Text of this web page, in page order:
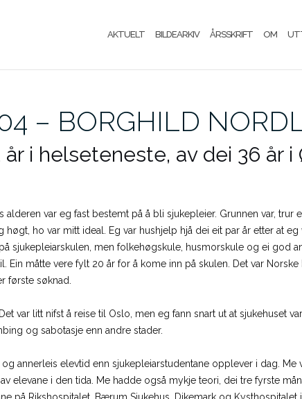
AKTUELT BILDEARKIV ÅRSSKRIFT OM
– BORGHILD
år i helseteneste, av dei 36 år
alderen var eg fast bestemt på å bli sjukepleier. Grunnen var,
høgt, ho var mitt ideal. Eg var hushjelp hjå dei eit par år etter at
sjukepleiarskulen, men folkehøgskule, husmorskule og ei god
Ein måtte vere fylt 20 år for å kome inn på skulen. Det var
første søknad.
var litt nifst å reise til Oslo, men eg fann snart ut at sjukehuset
og sabotasje enn andre stader.
annerleis elevtid enn sjukepleiarstudentane opplever i dag.
elevane i den tida. Me hadde også mykje teori, dei tre fyrste